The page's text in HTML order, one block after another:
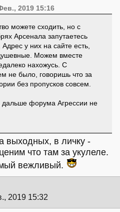
2019 15:16
можете сходить, но с
Арсенала запутаетесь
у них на сайте есть,
Можем вместе
нахожусь. С
не было, говоришь что за
без пропусков совсем.
дальше форума Агрессии не
выходных, в личку -
что там за укулеле.
вежливый.
2019 15:32